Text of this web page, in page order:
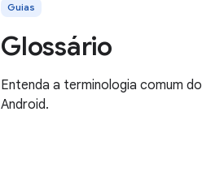
Guias
Glossário
Entenda a terminologia comum do
Android.